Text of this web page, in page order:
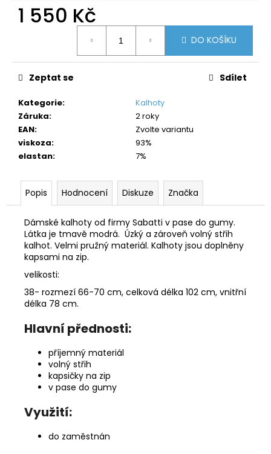
1 550 Kč
DO KOŠÍKU
Kategorie:
Kalhoty
Záruka:
2 roky
EAN:
Zvolte variantu
viskoza:
93%
elastan: 7%
Zeptat se Sdílet
Popis Hodnocení Diskuze Značka
Dámské kalhoty od firmy Sabatti v pase do gumy.
Látka je tmavě modrá. Úzký a zároveň volný střih
kalhot. Velmi pružný materiál. Kalhoty jsou doplněny
kapsami na zip.
velikosti:
38- rozmezí 66-70 cm, celková délka 102 cm, vnitřní
délka 78 cm.
Hlavní přednosti:
příjemný materiál
volný střih
kapsičky na zip
v pase do gumy
Využití:
do zaměstnán